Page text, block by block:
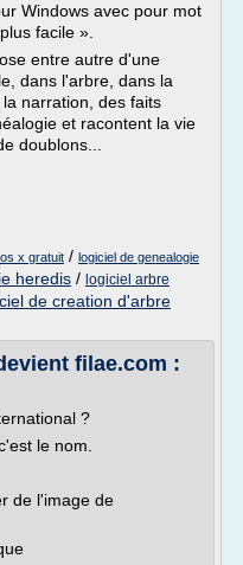
Windows avec pour mot
facile ».
entre autre d'une
dans l'arbre, dans la
narration, des faits
et racontent la vie
doublons...
x gratuit / logiciel de genealogie
heredis / logiciel arbre
de creation d'arbre
filae.com :
?
le nom.
de l'image de